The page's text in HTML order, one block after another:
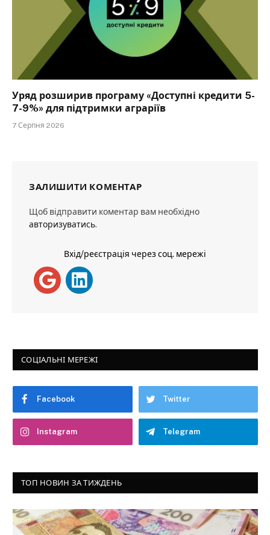
Уряд розширив програму «Доступні кредити 5-
7-9%» для підтримки аграріїв
7 Серпня 2026
ЗАЛИШИТИ КОМЕНТАР
Щоб відправити коментар вам необхідно
авторизуватись.
Вхід/реєстрація через соц. мережі
СОЦІАЛЬНІ МЕРЕЖІ
Facebook Twitter
Instagram Telegram
ТОП НОВИН ЗА ТИЖДЕНЬ